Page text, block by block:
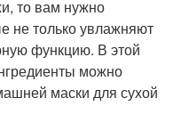
то вам нужно
не только увлажняют
функцию. В этой
можно
маски для сухой